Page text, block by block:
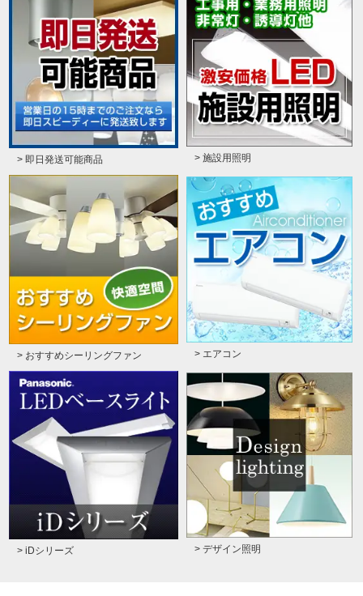
> 即日発送可能商品 > 施設用照明
> おすすめシーリングファン > エアコン
> iDシリーズ > デザイン照明